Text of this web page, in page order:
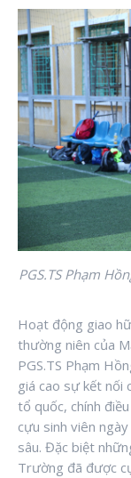
PGS.TS Phạm
Hoạt động giao
thường niên của
PGS.TS Phạm
giá cao sự kết nối
tổ quốc, chính
cựu sinh viên
sâu. Đặc biệt
Trường đã được